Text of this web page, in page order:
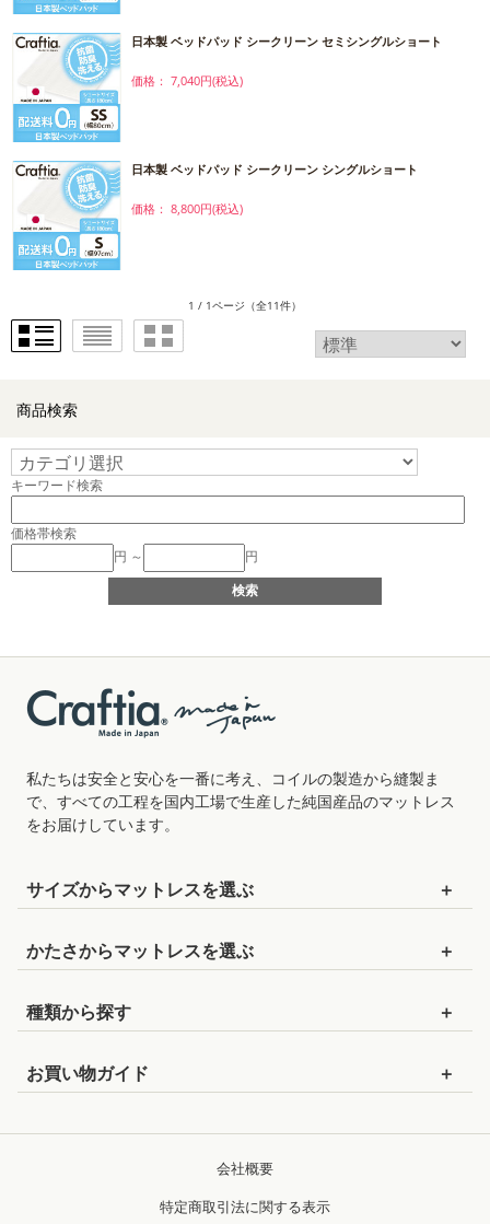
日本製 ベッドパッド シークリーン セミシングルショート
価格： 7,040円(税込)
日本製 ベッドパッド シークリーン シングルショート
価格： 8,800円(税込)
1 / 1ページ （全11件）
商品検索
キーワード検索
価格帯検索
円 ～
円
私たちは安全と安心を一番に考え、コイルの製造から縫製ま
で、すべての工程を国内工場で生産した純国産品のマットレス
をお届けしています。
サイズからマットレスを選ぶ
セミシングル：幅80cm×長さ195cm
セミシングル90
シングルショート
かたさからマットレスを選ぶ
ややかためのマットレス
標準的な硬さのマットレス
種類から探す
セレクトオーダーマットレス
ピロートップ
お買い物ガイド
会社概要
特定商取引法に関する表示